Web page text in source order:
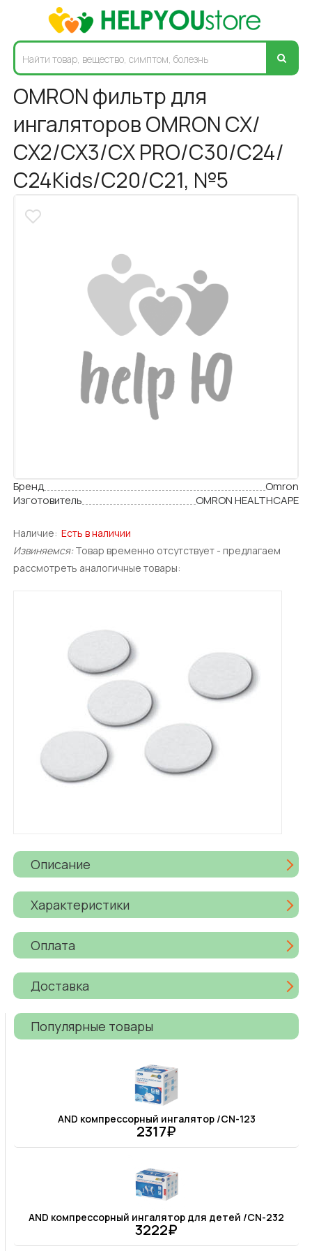
OMRON фильтр для
ингаляторов OMRON СХ/
СХ2/СХ3/СХ PRO/С30/С24/
С24Kids/С20/С21, №5
Бренд
Omron
Изготовитель
OMRON HEALTHCAPE
Наличие: Есть в наличии
Извиняемся: Товар временно отсутствует - предлагаем
рассмотреть аналогичные товары:
Описание
Характеристики
Оплата
Доставка
Популярные товары
AND компрессорный ингалятор /CN-123
2317₽
AND компрессорный ингалятор для детей /CN-232
3222₽